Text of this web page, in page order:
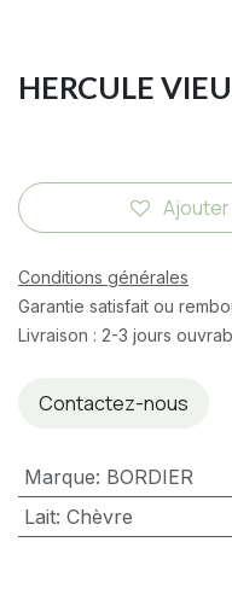
HERCULE
Ajouter
Conditions générales
Garantie satisfait ou
Livraison : 2-3 jours
Contactez-nous
Marque: BORDIER
Lait: Chèvre